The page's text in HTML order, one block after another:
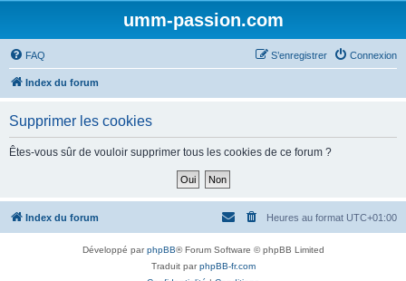
umm-passion.com
FAQ Connexion
S’enregistrer
Index du forum
Supprimer les cookies
Êtes-vous sûr de vouloir supprimer tous les cookies de ce forum ?
Index du forum Heures au format UTC+01:00
Développé parphpBB® Forum Software © phpBB Limited
Traduit parphpBB-fr.com